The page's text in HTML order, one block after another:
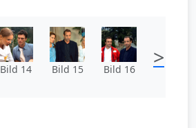
Bild 14 Bild 15 Bild 16 >